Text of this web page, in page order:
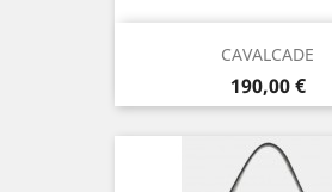
CAVALCADE
Prix
190,00 €